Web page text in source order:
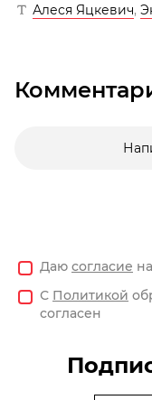
Алеся Яцкевич,
Даю согласие
С Политикой
согласен